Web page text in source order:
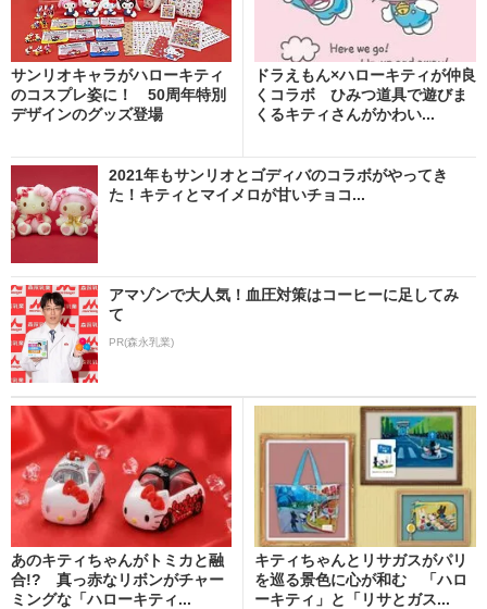
サンリオキャラがハローキティ
のコスプレ姿に！ 50周年特別
デザインのグッズ登場
ドラえもん×ハローキティが仲良
くコラボ ひみつ道具で遊びま
くるキティさんがかわい...
2021年もサンリオとゴディバのコラボがやってき
た！キティとマイメロが甘いチョコ...
アマゾンで大人気！血圧対策はコーヒーに足してみ
て
PR(森永乳業)
あのキティちゃんがトミカと融
合!? 真っ赤なリボンがチャー
ミングな「ハローキティ...
キティちゃんとリサガスがパリ
を巡る景色に心が和む 「ハロ
ーキティ」と「リサとガス...